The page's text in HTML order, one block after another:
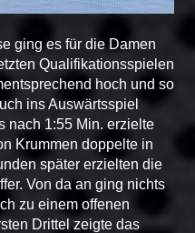
ging es für die Damen
Qualifikationsspielen
hoch und so
ins Auswärtsspiel
nach 1:55 Min. erzielte
Krummen doppelte in
später erzielten die
Von da an ging nichts
zu einem offenen
Drittel zeigte das